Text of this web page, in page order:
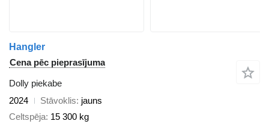
Hangler
Cena pēc pieprasījuma
Dolly piekabe
2024
Stāvoklis jauns
Celtspēja 15 300 kg